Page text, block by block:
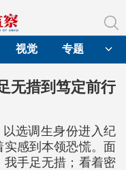
视觉 专题
无措到笃定前行
选调生身份进入纪
感到本领恐慌。面
手足无措；看着密